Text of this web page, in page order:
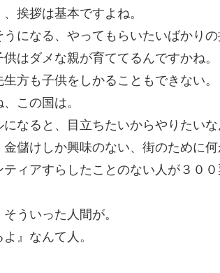
挨拶は基本ですよね。
になる、やってもらいたいばかり
はダメな親が育ててるんですかね。
方も子供をしかることもできない。
この国は。
なると、目立ちたいからやりたい
儲けしか興味のない、街のために
ィアすらしたことのない人が３０
ういった人間が。
』なんて人。